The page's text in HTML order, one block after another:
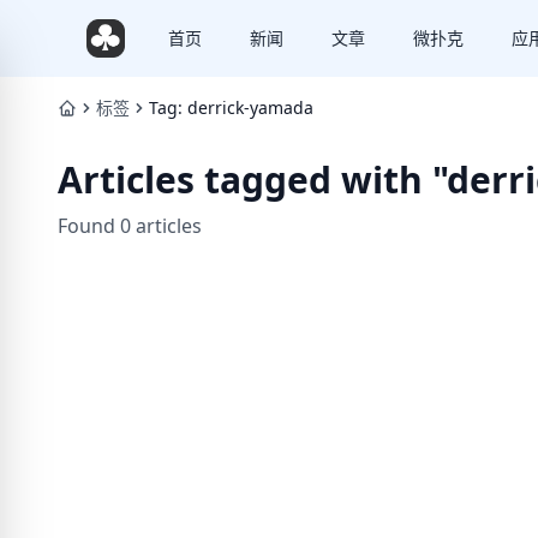
首页 新闻 文章 微扑克 应
标签 Tag: derrick-yamada
Articles tagged with
Found 0 articles